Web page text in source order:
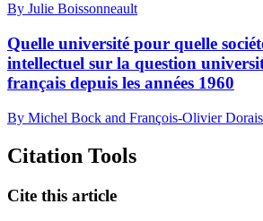
By Julie Boissonneault
Quelle université pour quelle
intellectuel sur la question
français depuis les années 1960
By Michel Bock and François-Olivier Dorais
Citation Tools
Cite this article